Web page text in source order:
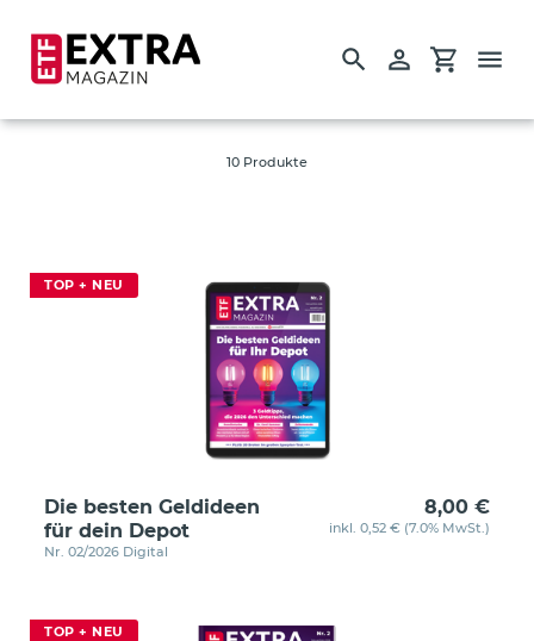
Direkt
SuchenEinloggen
Guides
m
n
g
:
10 Produkte
TOP + NEU
Die besten Geldideen
für dein Depot
Nr. 02/2026 Digital
8,00 €
inkl. 0,52 € (7.0% MwSt.)
TOP + NEU